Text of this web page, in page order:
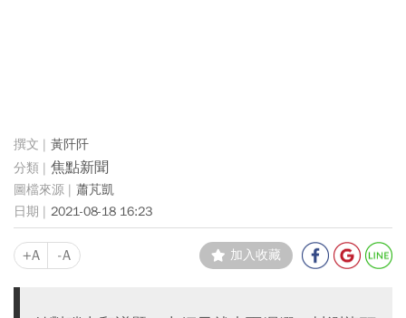
黃阡阡
焦點新聞
蕭芃凱
2021-08-18 16:23
+A -A 加入收藏